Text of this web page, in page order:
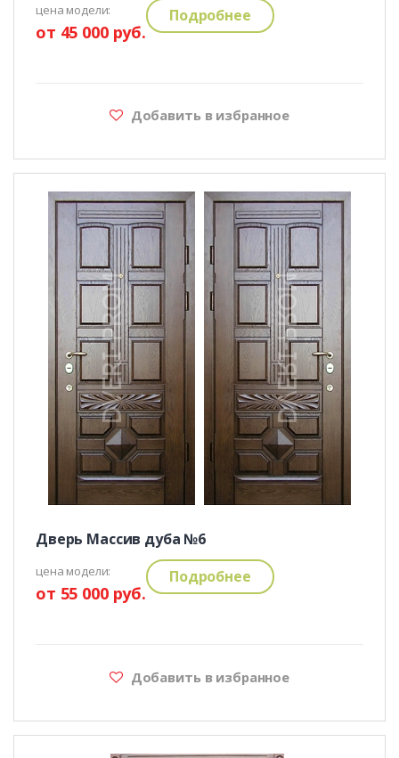
цена модели:
от 45 000 руб.
Подробнее
Добавить в избранное
Дверь Массив дуба №6
цена модели:
от 55 000 руб.
Подробнее
Добавить в избранное